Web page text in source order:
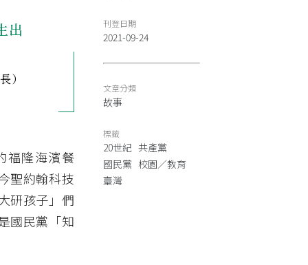
出
）
福隆海濱餐
聖約翰科技
研孩子」們
國民黨「知
刊登日期
2021-09-24
文章分類
故事
標籤
20世紀 共產黨
國民黨 校園／教育
臺灣